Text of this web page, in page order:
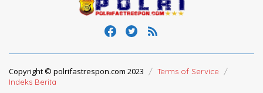
Copyright © polrifastrespon.com 2023
Terms of Service
Indeks Berita